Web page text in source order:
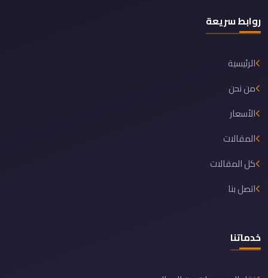
روابط سريعة
الرئيسية
من نحن
الأسعار
المقالات
كل المقالات
اتصل بنا
خدماتنا